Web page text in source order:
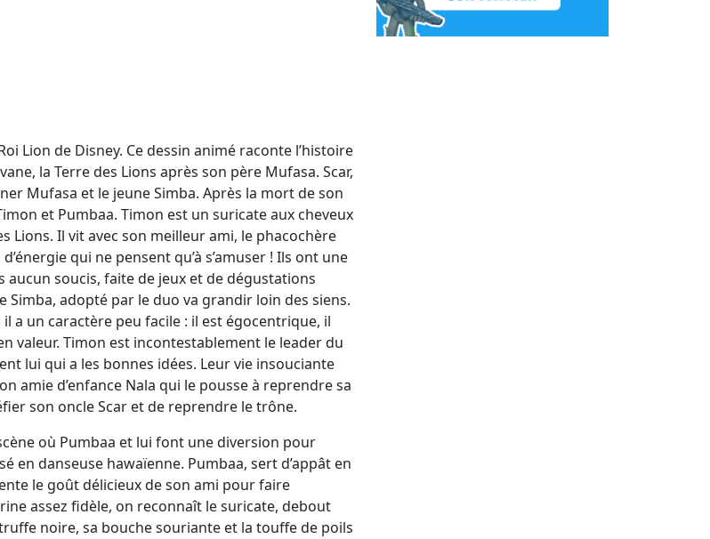
Lion de Disney. Ce dessin animé raconte l’histoire
la Terre des Lions après son père Mufasa. Scar,
Mufasa et le jeune Simba. Après la mort de son
et Pumbaa. Timon est un suricate aux cheveux
Lions. Il vit avec son meilleur ami, le phacochère
qui ne pensent qu’à s’amuser ! Ils ont une
aucun soucis, faite de jeux et de dégustations
Simba, adopté par le duo va grandir loin des siens.
a un caractère peu facile : il est égocentrique, il
valeur. Timon est incontestablement le leader du
lui qui a les bonnes idées. Leur vie insouciante
amie d’enfance Nala qui le pousse à reprendre sa
son oncle Scar et de reprendre le trône.
où Pumbaa et lui font une diversion pour
en danseuse hawaïenne. Pumbaa, sert d’appât en
le goût délicieux de son ami pour faire
assez fidèle, on reconnaît le suricate, debout
noire, sa bouche souriante et la touffe de poils